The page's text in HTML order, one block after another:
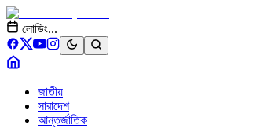
লোডিং...
জাতীয়
সারাদেশ
আন্তর্জাতিক